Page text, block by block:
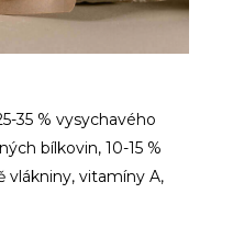
35 % vysychavého
bílkovin, 10-15 %
vlákniny, vitamíny A,